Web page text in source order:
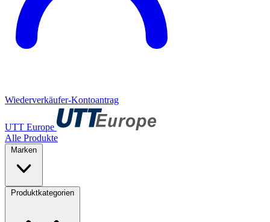
Wiederverkäufer-Kontoantrag
UTT Europe
Alle Produkte
Marken
Produktkategorien